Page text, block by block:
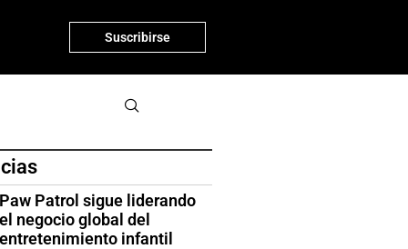
Suscribirse
Patrol sigue liderando
negocio global del
infantil